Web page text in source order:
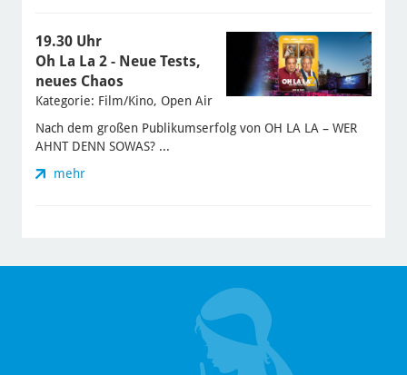
19.30 Uhr
Oh La La 2 - Neue Tests,
neues Chaos
Kategorie: Film/Kino, Open Air
Nach dem großen Publikumserfolg von OH LA LA – WER
AHNT DENN SOWAS? ...
mehr